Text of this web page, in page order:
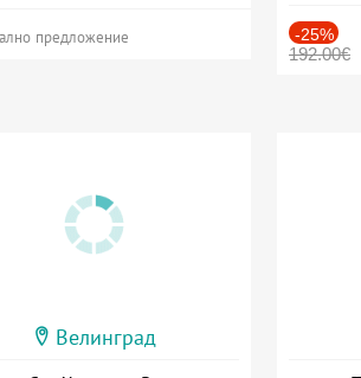
предложение -25%
192.00€
Велинград